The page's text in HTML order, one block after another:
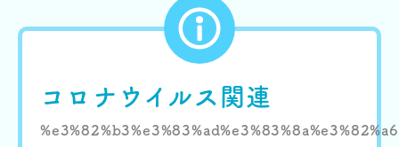
コロナウイルス関連